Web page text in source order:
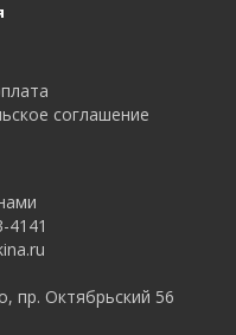
соглашение
4141
пр. Октябрьский 56